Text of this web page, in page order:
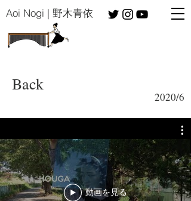
​Aoi Nogi | 野木青依
Back
​2020/6
動画を見る